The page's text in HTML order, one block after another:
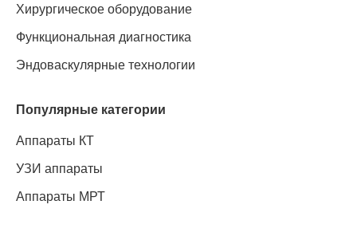
Хирургическое оборудование
Функциональная диагностика
Эндоваскулярные технологии
Популярные категории
Аппараты КТ
УЗИ аппараты
Аппараты МРТ